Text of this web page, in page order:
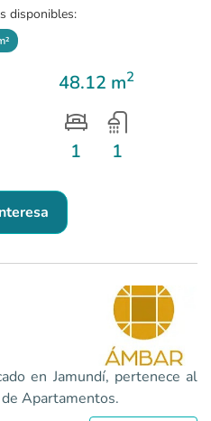
disponibles:
48.12 m2
1 1
en Jamundí, pertenece al
Apartamentos.